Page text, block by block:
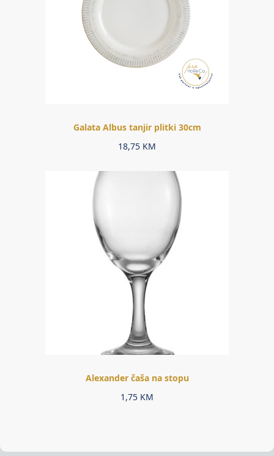
Galata Albus tanjir plitki 30cm
18,75 KM
Alexander čaša na stopu
1,75 KM